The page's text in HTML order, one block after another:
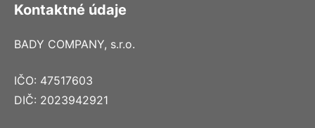
Kontaktné údaje
BADY COMPANY, s.r.o.
IČO: 47517603
DIČ: 2023942921